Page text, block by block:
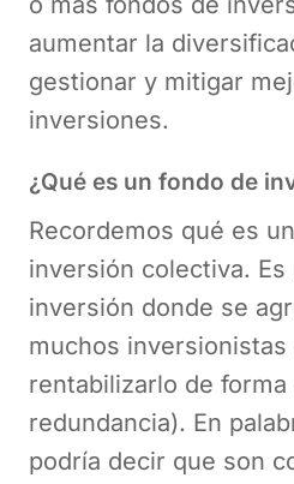
aumentar la
gestionar y mitigar
inversiones.
¿Qué es un fondo de
Recordemos qué es
inversión colectiva.
inversión donde se
muchos
rentabilizarlo de
redundancia). En
podría decir que son